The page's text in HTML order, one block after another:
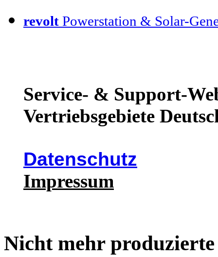
revolt Powerstation & Solar-
Service- & Support-
Vertriebsgebiete
Datenschutz
Impressum
Nicht mehr